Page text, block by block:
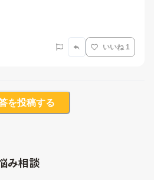
いいね 1
を投稿する
み相談